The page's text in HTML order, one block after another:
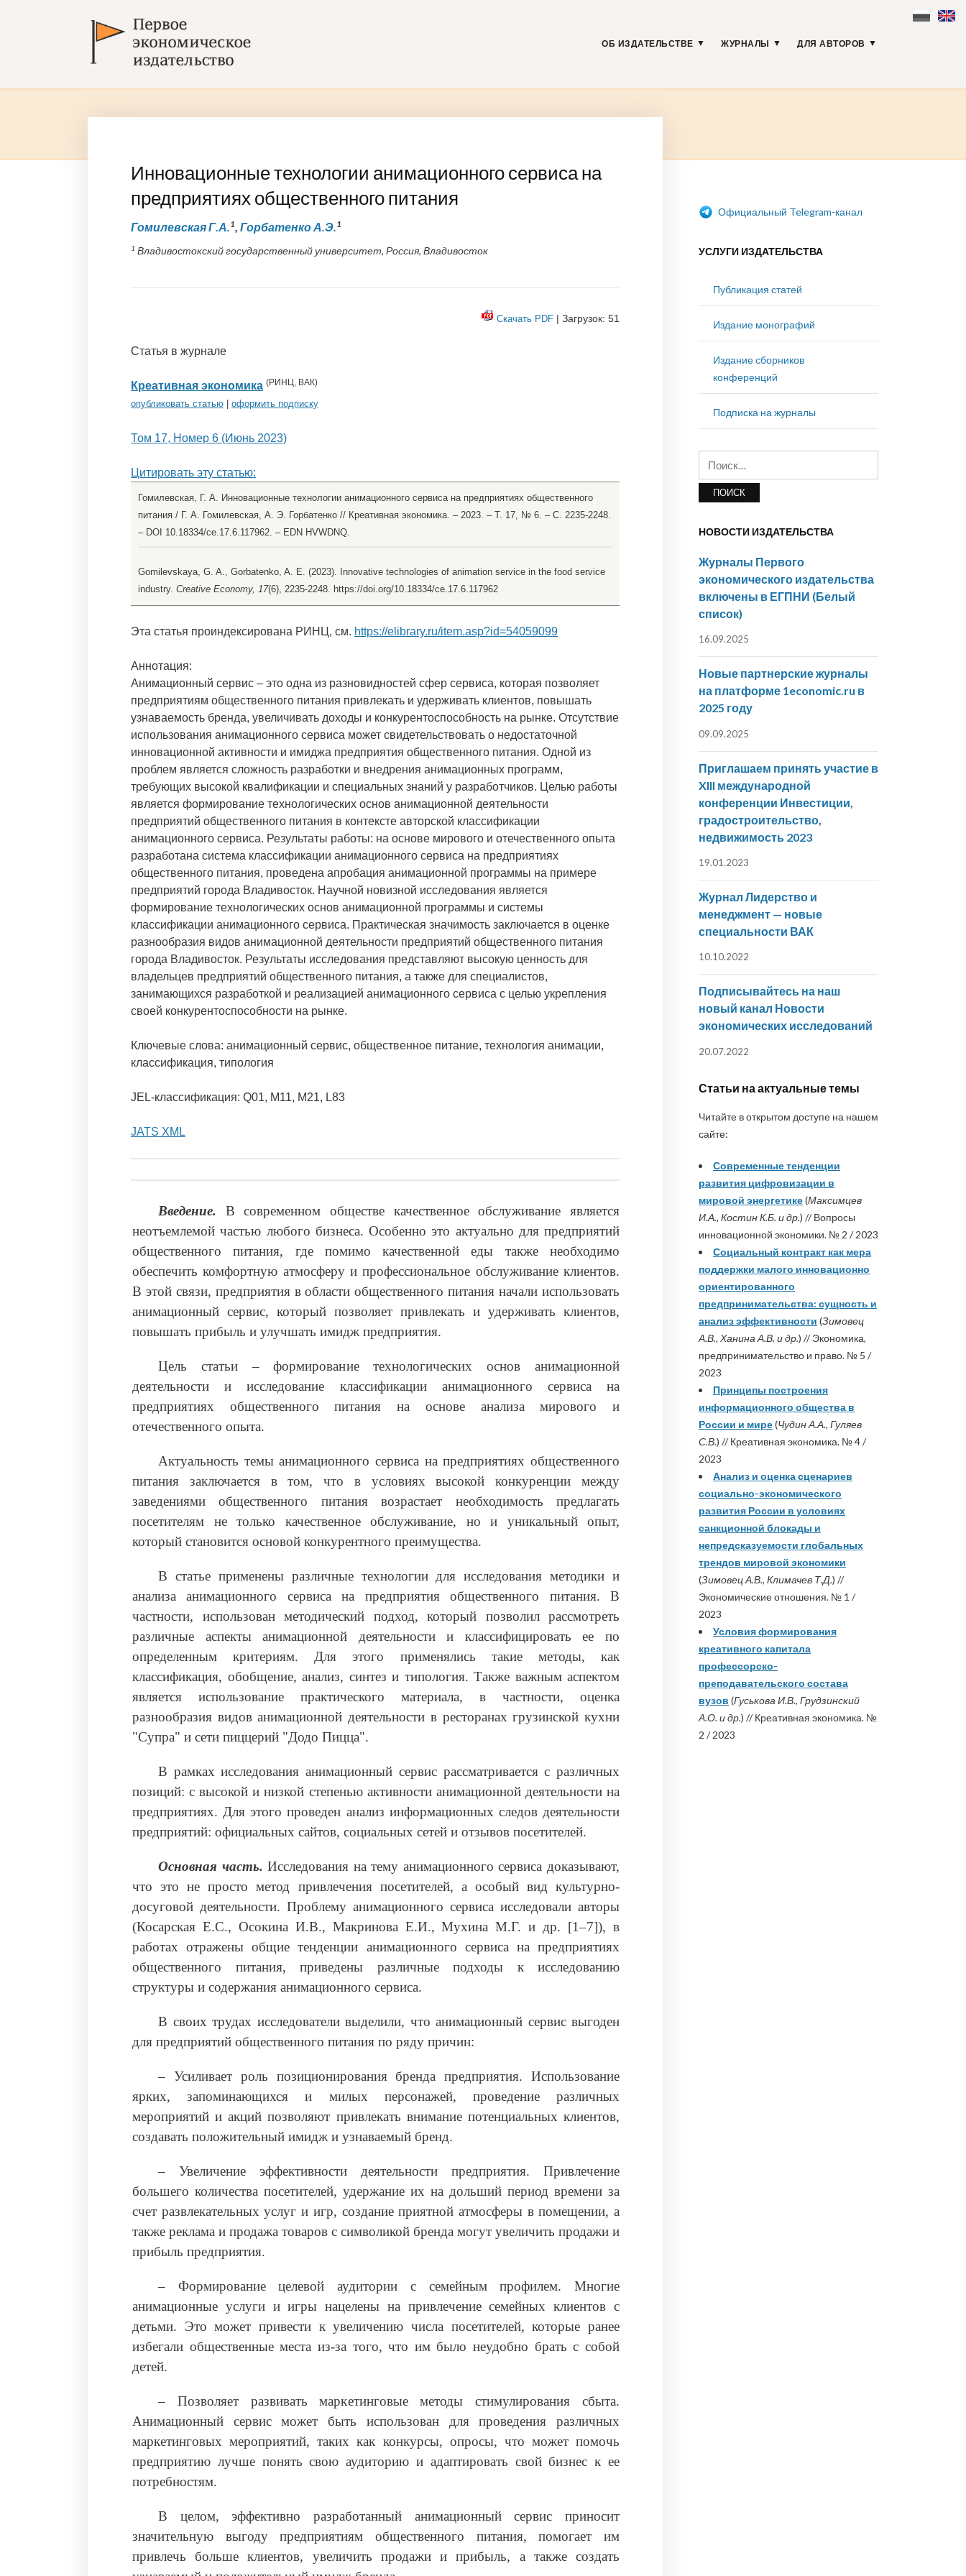
ОБ ИЗДАТЕЛЬСТВЕ ЖУРНАЛЫ ДЛЯ АВТОРОВ
Инновационные технологии анимационного сервиса на
предприятиях общественного питания
Гомилевская Г.А.1, Горбатенко А.Э.1
1 Владивостокский государственный университет, Россия, Владивосток
Скачать PDF | Загрузок: 51
Статья в журнале
Креативная экономика (РИНЦ, ВАК)
опубликовать статью оформить подписку
Том 17, Номер 6 (Июнь 2023)
Цитировать эту статью:
Гомилевская, Г. А. Инновационные технологии анимационного сервиса на предприятиях общественного
питания / Г. А. Гомилевская, А. Э. Горбатенко // Креативная экономика. – 2023. – Т. 17, № 6. – С. 2235-2248.
– DOI 10.18334/ce.17.6.117962. – EDN HVWDNQ.
Gomilevskaya, G. A., Gorbatenko, A. E. (2023). Innovative technologies of animation service in the food service
industry. Creative Economy, 17(6), 2235-2248. https://doi.org/10.18334/ce.17.6.117962
Эта статья проиндексирована РИНЦ, см. https://elibrary.ru/item.asp?id=54059099
Аннотация:
Анимационный сервис – это одна из разновидностей сфер сервиса, которая позволяет
предприятиям общественного питания привлекать и удерживать клиентов, повышать
узнаваемость бренда, увеличивать доходы и конкурентоспособность на рынке. Отсутствие
использования анимационного сервиса может свидетельствовать о недостаточной
инновационной активности и имиджа предприятия общественного питания. Одной из
проблем является сложность разработки и внедрения анимационных программ,
требующих высокой квалификации и специальных знаний у разработчиков. Целью работы
является формирование технологических основ анимационной деятельности
предприятий общественного питания в контексте авторской классификации
анимационного сервиса. Результаты работы: на основе мирового и отечественного опыта
разработана система классификации анимационного сервиса на предприятиях
общественного питания, проведена апробация анимационной программы на примере
предприятий города Владивосток. Научной новизной исследования является
формирование технологических основ анимационной программы и системы
классификации анимационного сервиса. Практическая значимость заключается в оценке
разнообразия видов анимационной деятельности предприятий общественного питания
города Владивосток. Результаты исследования представляют высокую ценность для
владельцев предприятий общественного питания, а также для специалистов,
занимающихся разработкой и реализацией анимационного сервиса с целью укрепления
своей конкурентоспособности на рынке.
Ключевые слова: анимационный сервис, общественное питание, технология анимации,
классификация, типология
JEL-классификация: Q01, M11, M21, L83
JATS XML
Введение.
В современном обществе качественное обслуживание является
неотъемлемой частью любого бизнеса. Особенно это актуально для предприятий
общественного питания, где помимо качественной еды также необходимо
обеспечить комфортную атмосферу и профессиональное обслуживание клиентов.
В этой связи, предприятия в области общественного питания начали использовать
анимационный сервис, который позволяет привлекать и удерживать клиентов,
повышать прибыль и улучшать имидж предприятия.
Цель статьи – формирование технологических основ анимационной
деятельности и исследование классификации анимационного сервиса на
предприятиях общественного питания на основе анализа мирового и
отечественного опыта.
Актуальность темы анимационного сервиса на предприятиях общественного
питания заключается в том, что в условиях высокой конкуренции между
заведениями общественного питания возрастает необходимость предлагать
посетителям не только качественное обслуживание, но и уникальный опыт,
который становится основой конкурентного преимущества.
В статье применены различные технологии для исследования методики и
анализа анимационного сервиса на предприятия общественного питания. В
частности, использован методический подход, который позволил рассмотреть
различные аспекты анимационной деятельности и классифицировать ее по
определенным критериям. Для этого применялись такие методы, как
классификация, обобщение, анализ, синтез и типология. Также важным аспектом
является использование практического материала, в частности, оценка
разнообразия видов анимационной деятельности в ресторанах грузинской кухни
"Супра" и сети пиццерий "Додо Пицца".
В рамках исследования анимационный сервис рассматривается с различных
позиций: с высокой и низкой степенью активности анимационной деятельности на
предприятиях. Для этого проведен анализ информационных следов деятельности
предприятий: официальных сайтов, социальных сетей и отзывов посетителей.
Основная часть. Исследования на тему анимационного сервиса доказывают,
что это не просто метод привлечения посетителей, а особый вид культурно-
досуговой деятельности. Проблему анимационного сервиса исследовали авторы
(Косарская Е.С., Осокина И.В., Макринова Е.И., Мухина М.Г. и др. [1–7]), в
работах отражены общие тенденции анимационного сервиса на предприятиях
общественного питания, приведены различные подходы к исследованию
структуры и содержания анимационного сервиса.
В своих трудах исследователи выделили, что анимационный сервис выгоден
для предприятий общественного питания по ряду причин:
– Усиливает роль позиционирования бренда предприятия. Использование
ярких, запоминающихся и милых персонажей, проведение различных
мероприятий и акций позволяют привлекать внимание потенциальных клиентов,
создавать положительный имидж и узнаваемый бренд.
– Увеличение эффективности деятельности предприятия. Привлечение
большего количества посетителей, удержание их на дольший период времени за
счет развлекательных услуг и игр, создание приятной атмосферы в помещении, а
также реклама и продажа товаров с символикой бренда могут увеличить продажи и
прибыль предприятия.
– Формирование целевой аудитории с семейным профилем. Многие
анимационные услуги и игры нацелены на привлечение семейных клиентов с
детьми. Это может привести к увеличению числа посетителей, которые ранее
избегали общественные места из-за того, что им было неудобно брать с собой
детей.
– Позволяет развивать маркетинговые методы стимулирования сбыта.
Анимационный сервис может быть использован для проведения различных
маркетинговых мероприятий, таких как конкурсы, опросы, что может помочь
предприятию лучше понять свою аудиторию и адаптировать свой бизнес к ее
потребностям.
В целом, эффективно разработанный анимационный сервис приносит
значительную выгоду предприятиям общественного питания, помогает им
привлечь больше клиентов, увеличить продажи и прибыль, а также создать
Официальный Telegram-канал
УСЛУГИ ИЗДАТЕЛЬСТВА
Публикация статей
Издание монографий
Издание сборников
конференций
Подписка на журналы
НОВОСТИ ИЗДАТЕЛЬСТВА
Журналы Первого
экономического издательства
включены в ЕГПНИ (Белый
список)
16.09.2025
Новые партнерские журналы
на платформе 1economic.ru в
2025 году
09.09.2025
Приглашаем принять участие в
XIII международной
конференции Инвестиции,
градостроительство,
недвижимость 2023
19.01.2023
Журнал Лидерство и
менеджмент — новые
специальности ВАК
10.10.2022
Подписывайтесь на наш
новый канал Новости
экономических исследований
20.07.2022
Статьи на актуальные темы
Читайте в открытом доступе на нашем
сайте:
Современные тенденции
развития цифровизации в
мировой энергетике(Максимцев
И.А., Костин К.Б. и др.) // Вопросы
инновационной экономики. № 2 / 2023
Социальный контракт как мера
поддержки малого инновационно
ориентированного
предпринимательства: сущность и
анализ эффективности (Зимовец
А.В., Ханина А.В. и др.) // Экономика,
предпринимательство и право. № 5 /
2023
Принципы построения
информационного общества в
России и мире(Чудин А.А., Гуляев
С.В.) // Креативная экономика. № 4 /
2023
Анализ и оценка сценариев
социально-экономического
развития России в условиях
санкционной блокады и
непредсказуемости глобальных
трендов мировой экономики
(Зимовец А.В., Климачев Т.Д.) //
Экономические отношения. № 1 /
2023
Условия формирования
креативного капитала
профессорско-
преподавательского состава
вузов (Гуськова И.В., Грудзинский
А.О. и др.) // Креативная экономика. №
2 / 2023